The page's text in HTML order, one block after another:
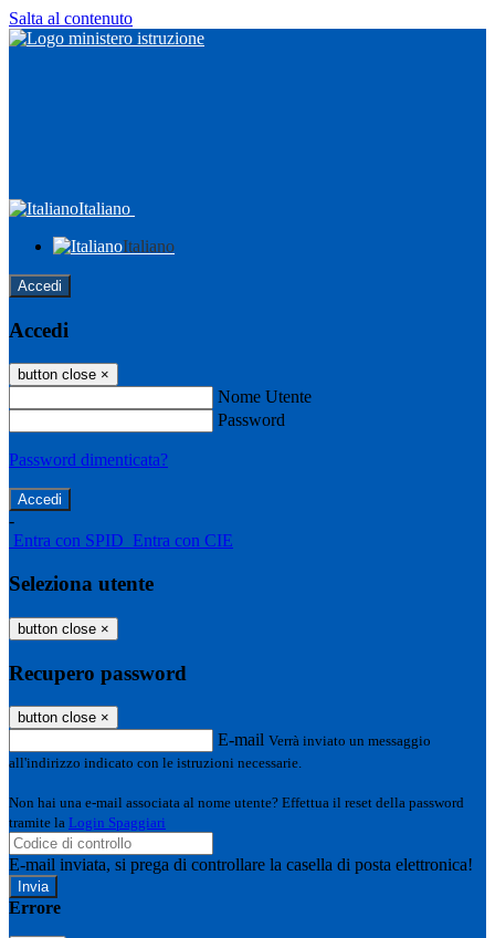
Salta al contenuto
Italiano
Italiano
Accedi
Accedi
button close ×
Nome Utente
Password
Password dimenticata?
-
Entra con SPID Entra con CIE
Seleziona utente
button close ×
Recupero password
button close ×
E-mail Verrà inviato un messaggio
all'indirizzo indicato con le istruzioni necessarie.
Non hai una e-mail associata al nome utente? Effettua il reset della password
tramite la Login Spaggiari
E-mail inviata, si prega di controllare la casella di posta elettronica!
Errore